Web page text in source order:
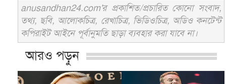
anusandhan24.com'র প্রকাশিত/প্রচারিত কোনো সংবাদ,
তথ্য, ছবি, আলোকচিত্র, রেখাচিত্র, ভিডিওচিত্র, অডিও কনটেন্ট
কপিরাইট আইনে পূর্বানুমতি ছাড়া ব্যবহার করা যাবে না।
আরও পড়ুন